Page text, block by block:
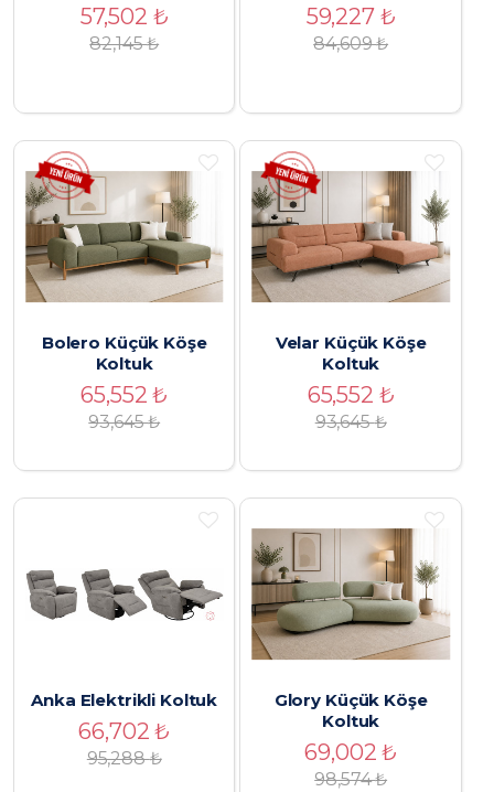
57,502 ₺
82,145₺
59,227 ₺
84,609₺
Bolero Küçük Köşe
Koltuk
65,552₺
93,645₺
Velar Küçük Köşe
Koltuk
65,552 ₺
93,645₺
Anka Elektrikli Koltuk
66,702₺
95,288₺
Glory Küçük Köşe
Koltuk
69,002₺
98,574₺